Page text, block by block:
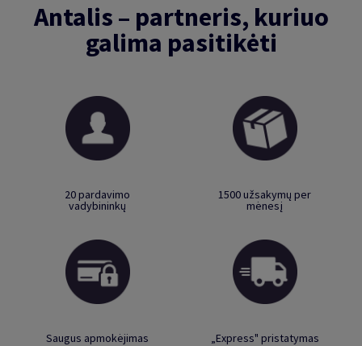
Antalis – partneris, kuriuo
galima pasitikėti
20 pardavimo
vadybininkų
1500 užsakymų per
mėnesį
Saugus apmokėjimas „Express" pristatymas